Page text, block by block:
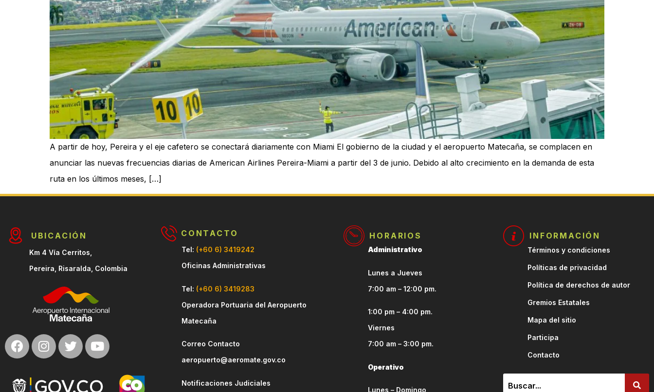
A partir de hoy, Pereira y el eje cafetero se conectará diariamente con Miami El gobierno de la ciudad y el aeropuerto Matecaña, se complacen en
anunciar las nuevas frecuencias diarias de American Airlines Pereira-Miami a partir del 3 de junio. Debido al alto crecimiento en la demanda de esta
ruta en los últimos meses, […]
UBICACIÓN
Km 4 Vía Cerritos,
Pereira, Risaralda, Colombia
CONTACTO
Tel: (+60 6) 3419242
Oficinas Administrativas
Tel: (+60 6) 3419283
Operadora Portuaria del Aeropuerto
Matecaña
Correo Contacto
aeropuerto@aeromate.gov.co
Notificaciones Judiciales
HORARIOS
Administrativo
Lunes a Jueves
7:00 am – 12:00 pm.
1:00 pm – 4:00 pm.
Viernes
7:00 am – 3:00 pm.
Operativo
Lunes – Domingo
INFORMACIÓN
Términos y condiciones
Políticas de privacidad
Política de derechos de autor
Gremios Estatales
Mapa del sitio
Participa
Contacto